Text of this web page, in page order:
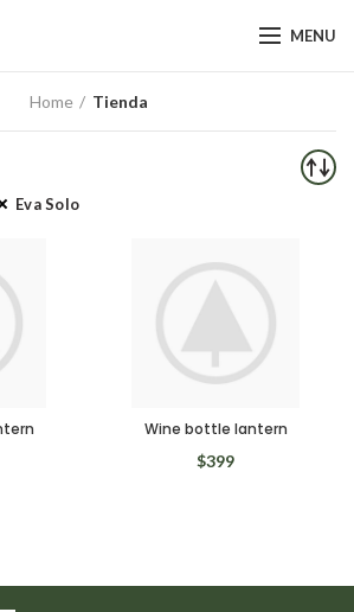
MENU
Home Tienda
Eva Solo
Wine bottle lantern
$399